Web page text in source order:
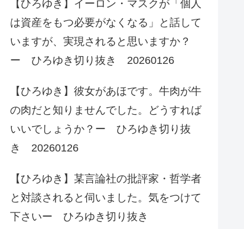
【ひろゆき】イーロン・マスクが「個人
は資産をもつ必要がなくなる」と話して
いますが、実現されると思いますか？
ー ひろゆき切り抜き 20260126
【ひろゆき】彼女があほです。牛肉が牛
の肉だと知りませんでした。どうすれば
いいでしょうか？ー ひろゆき切り抜
き 20260126
【ひろゆき】某言論社の批評家・哲学者
と対談されると伺いました。気をつけて
下さいー ひろゆき切り抜き